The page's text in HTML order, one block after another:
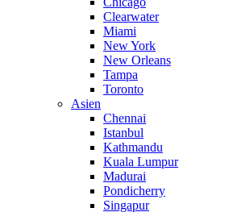
Clearwater
Miami
New York
New Orleans
Tampa
Toronto
Asien
Chennai
Istanbul
Kathmandu
Kuala Lumpur
Madurai
Pondicherry
Singapur